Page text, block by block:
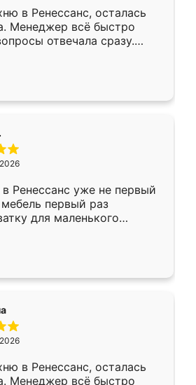
в Ренессанс, осталась
Менеджер всё быстро
отвечала сразу.
в субботу, подошёл к
Собрали
аккуратно, даже
Ренессанс уже не первый
первый раз
для маленького
рождении ,во второй раз
По качеству очень
достаточно быстрая,
он более разнообразный.
что-то потребуется из
только здесь.
в Ренессанс, осталась
Менеджер всё быстро